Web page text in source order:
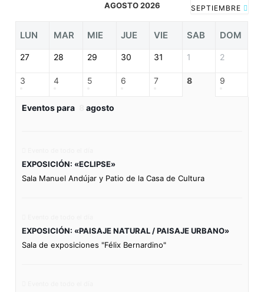
AGOSTO 2026 SEPTIEMBRE
LUN MAR MIE JUE VIE SAB DOM
27 28 29 30 31 1 2
3 4 5 6 7 8 9
Eventos para agosto
EXPOSICIÓN: «ECLIPSE»
Sala Manuel Andújar y Patio de la Casa de Cultura
EXPOSICIÓN: «PAISAJE NATURAL / PAISAJE URBANO»
Sala de exposiciones "Félix Bernardino"